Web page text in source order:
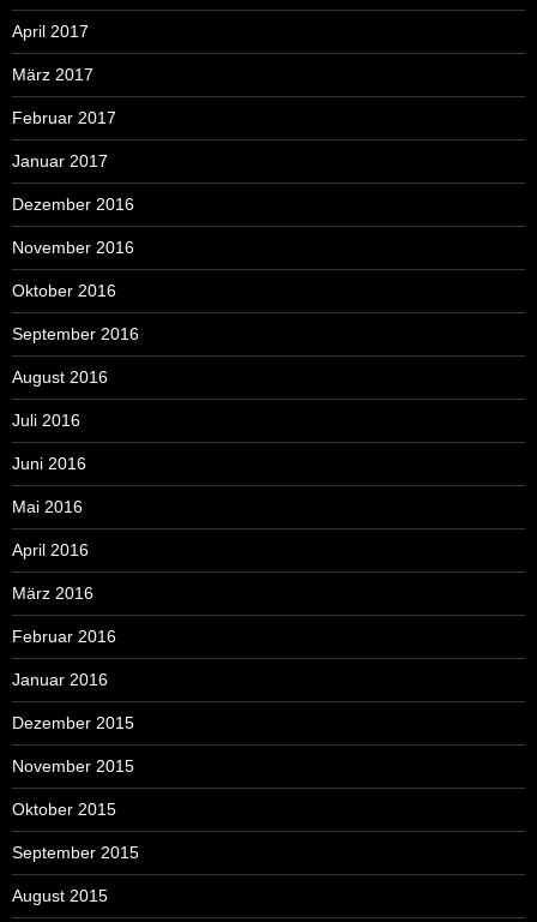
April 2017
März 2017
Februar 2017
Januar 2017
Dezember 2016
November 2016
Oktober 2016
September 2016
August 2016
Juli 2016
Juni 2016
Mai 2016
April 2016
März 2016
Februar 2016
Januar 2016
Dezember 2015
November 2015
Oktober 2015
September 2015
August 2015